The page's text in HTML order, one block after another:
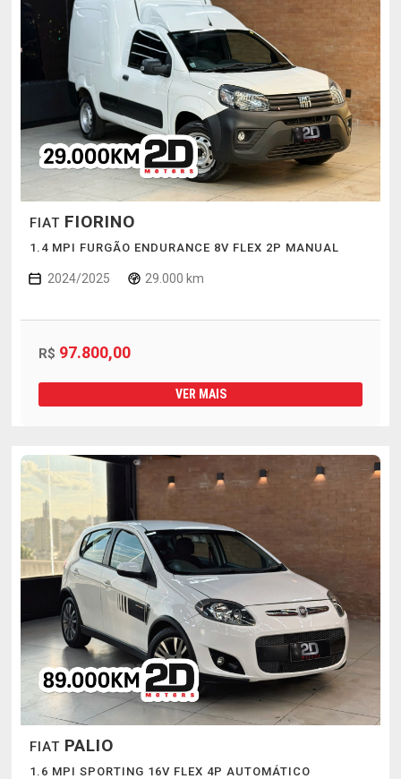
FIAT FIORINO
1.4 MPI FURGÃO ENDURANCE 8V FLEX 2P MANUAL
2024/2025 29.000 km
R$ 97.800,00
VER MAIS
FIAT PALIO
1.6 MPI SPORTING 16V FLEX 4P AUTOMÁTICO